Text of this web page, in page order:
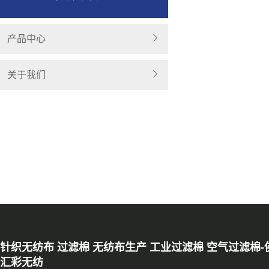
产品中心
关于我们
针织无纺布 过滤棉 无纺布生产 工业过滤棉 空气过滤棉-
汇彩无纺